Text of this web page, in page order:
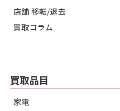
店舗 移転/退去
買取コラム
買取品目
家電